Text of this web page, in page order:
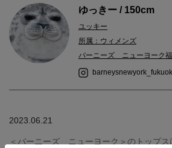
ゆっきー / 150cm
ユッキー
所属：ウィメンズ
バーニーズ ニューヨーク
2023.06.21
＜バーニーズ ニューヨーク＞のトップス